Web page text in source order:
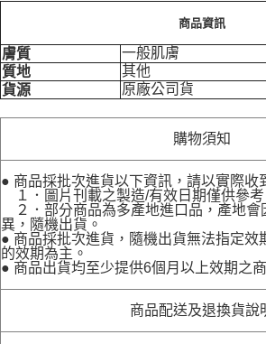
商品資訊
膚質
一般肌膚
質地
其他
貨源
原廠公司貨
購物須知
● 商品採批次進貨以下資訊，請以實際收
１．圖片刊載之製造/有效日期僅供參考
２．部分商品為多產地進口品，產地會
異，隨機出貨。
● 商品採批次進貨，隨機出貨無法指定效
的效期為主。
● 商品出貨均至少提供6個月以上效期之商
商品配送及退換貨說